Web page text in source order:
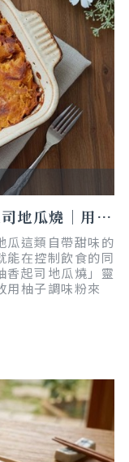
飲控也能吃的療癒甜點：柚香起司地瓜燒｜用電鍋做甜點｜懶人食譜｜私藏料理
瓜這類自帶甜味的
能在控制飲食的同
香起司地瓜燒」靈
用柚子調味粉來